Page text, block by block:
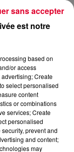
est notre
based on
or access
Create
select personalised
content
or combinations
services; Create
personalised
prevent and
and content;
may
sans accepter